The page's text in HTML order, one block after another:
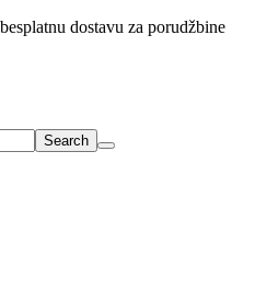
dostavu za porudžbine